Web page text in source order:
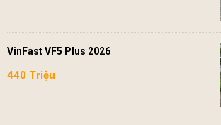
VinFast VF5 Plus 2026
440 Triệu